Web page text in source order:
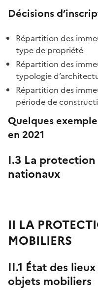
Décisions
Répartition des
type de propriété
Répartition des
typologie
Répartition des
période de
Quelques
en 2021
I.3 La protection
nationaux
II LA
MOBILIERS
II.1 État des
objets mobiliers